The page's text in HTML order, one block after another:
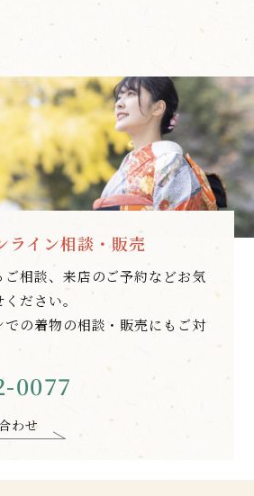
ライン相談・販売
相談、来店のご予約などお気
ださい。
での着物の相談・販売にもご対
0077
わせ